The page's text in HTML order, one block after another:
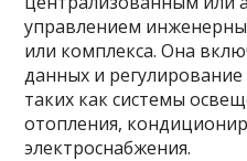
управлением
или комплекса. Она
данных и
таких как системы
отопления,
электроснабжения.